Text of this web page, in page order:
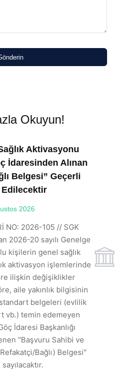
Okuyun!
Aktivasyonu
İdaresinden Alınan
Belgesi” Geçerli
2026
NO: 2026-105 // SGK
2026-20 sayılı Genelge
kişilerin genel sağlık
aktivasyon işlemlerinde
ilişkin değişiklikler
aile yakınlık bilgisinin
belgeleri (evlilik
vb.) temin edemeyen
İdaresi Başkanlığı
"Başvuru Sahibi ve
Bağlı) Belgesi"